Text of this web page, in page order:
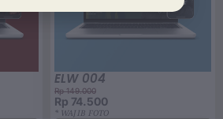
ELW 004
Rp 149.000
Rp 74.500
* WAJIB FOTO